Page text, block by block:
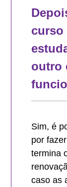
curso
outro
Sim, é
por
termina
caso as